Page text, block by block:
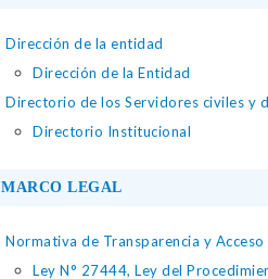
Dirección de la entidad
Dirección de la Entidad
Directorio de los Servidores civiles y
Directorio Institucional
MARCO LEGAL
Normativa de Transparencia y
Ley N° 27444, Ley del